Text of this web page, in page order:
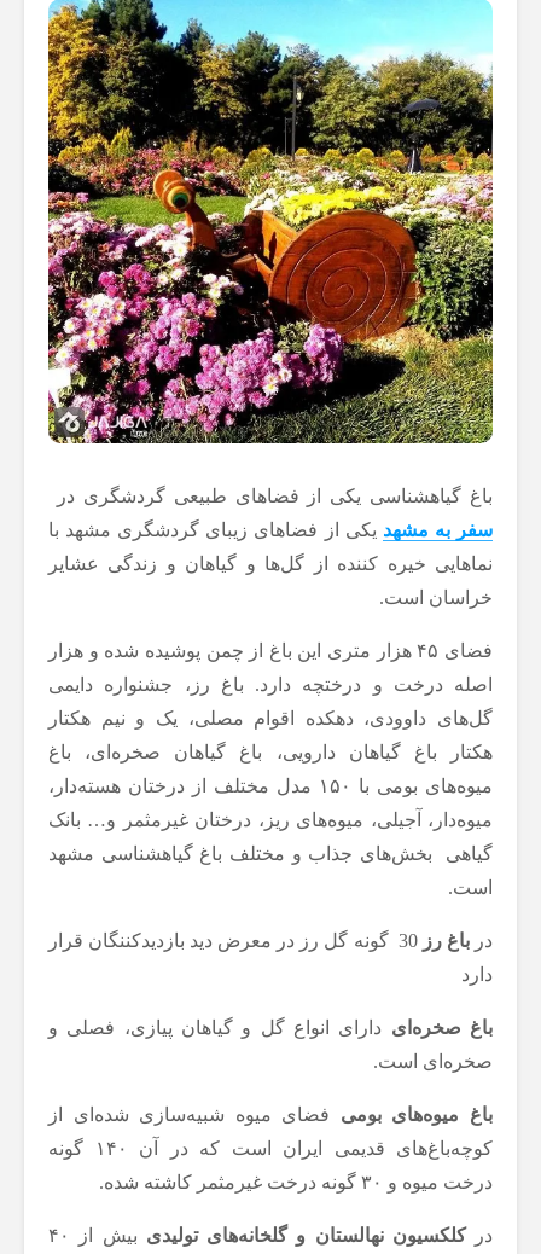
باغ گیاهشناسی یکی از فضاهای طبیعی گردشگری در
سفر به مشهد یکی از فضاهای زیبای گردشگری مشهد با
نماهایی خیره کننده از گل‌ها و گیاهان و زندگی عشایر
خراسان است.
فضای ۴۵ هزار متری این باغ از چمن پوشیده شده و هزار
اصله درخت و درختچه دارد. باغ رز، جشنواره دایمی
گل‌های داوودی، دهکده اقوام مصلی، یک و نیم هکتار
هکتار باغ گیاهان دارویی، باغ گیاهان صخره‌ای، باغ
میوه‌های بومی با ۱۵۰ مدل مختلف از درختان هسته‌دار،
میوه‌دار، آجیلی، میوه‌های ریز، درختان غیرمثمر و… بانک
گیاهی بخش‌های جذاب و مختلف باغ گیاهشناسی مشهد
است.
درباغ رز
30 گونه گل رز در معرض دید بازدیدکننگان قرار
دارد
باغ صخره‌ای دارای انواع گل و گیاهان پیازی، فصلی و
صخره‌ای است.
باغ میوه‌های بومی فضای میوه شبیه‌سازی شده‌ای از
کوچه‌باغ‌های قدیمی ایران است که در آن ۱۴۰ گونه
درخت میوه و ۳۰ گونه درخت غیرمثمر کاشته‌ شده.
درکلکسیون نهالستان و گلخانه‌های تولیدی بیش از ۴۰